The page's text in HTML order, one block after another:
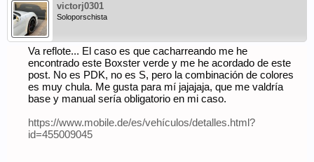
victorj0301
Soloporschista
Va reflote... El caso es que cacharreando me he
encontrado este Boxster verde y me he acordado de este
post. No es PDK, no es S, pero la combinación de colores
es muy chula. Me gusta para mí jajajaja, que me valdría
base y manual sería obligatorio en mi caso.
https://www.mobile.de/es/vehículos/detalles.html?
id=455009045